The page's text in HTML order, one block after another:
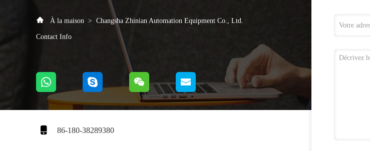
À la maison > Changsha Zhinian Automation Equipment Co., Ltd.
Contact Info
 86-180-38289380